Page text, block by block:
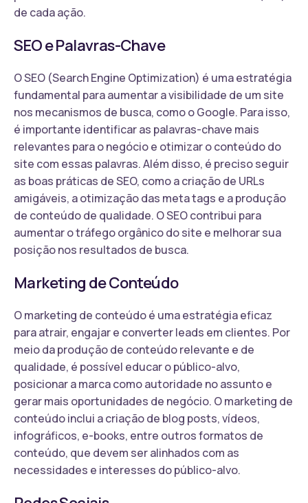
de cada ação.
SEO e Palavras-Chave
O SEO (Search Engine Optimization) é uma estratégia
fundamental para aumentar a visibilidade de um site
nos mecanismos de busca, como o Google. Para isso,
é importante identificar as palavras-chave mais
relevantes para o negócio e otimizar o conteúdo do
site com essas palavras. Além disso, é preciso seguir
as boas práticas de SEO, como a criação de URLs
amigáveis, a otimização das meta tags e a produção
de conteúdo de qualidade. O SEO contribui para
aumentar o tráfego orgânico do site e melhorar sua
posição nos resultados de busca.
Marketing de Conteúdo
O marketing de conteúdo é uma estratégia eficaz
para atrair, engajar e converter leads em clientes. Por
meio da produção de conteúdo relevante e de
qualidade, é possível educar o público-alvo,
posicionar a marca como autoridade no assunto e
gerar mais oportunidades de negócio. O marketing de
conteúdo inclui a criação de blog posts, vídeos,
infográficos, e-books, entre outros formatos de
conteúdo, que devem ser alinhados com as
necessidades e interesses do público-alvo.